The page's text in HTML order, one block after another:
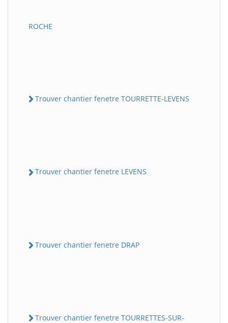
ROCHE
Trouver chantier fenetre TOURRETTE-LEVENS
Trouver chantier fenetre LEVENS
Trouver chantier fenetre DRAP
Trouver chantier fenetre TOURRETTES-SUR-